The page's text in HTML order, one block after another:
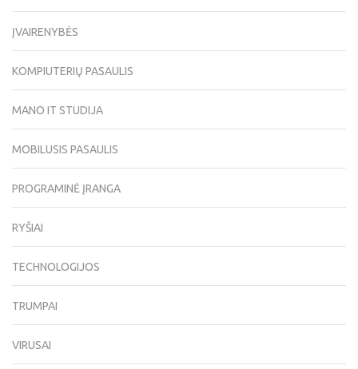
ĮVAIRENYBĖS
KOMPIUTERIŲ PASAULIS
MANO IT STUDIJA
MOBILUSIS PASAULIS
PROGRAMINĖ ĮRANGA
RYŠIAI
TECHNOLOGIJOS
TRUMPAI
VIRUSAI